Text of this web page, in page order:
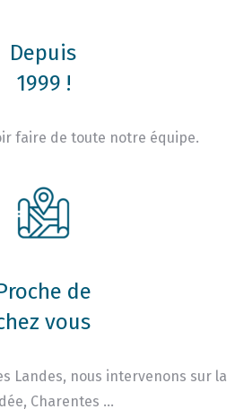
Depuis
1999 !
faire de toute notre équipe.
de
vous
Landes, nous intervenons sur la
Charentes …